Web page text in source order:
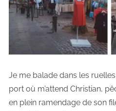
Je me balade dans les
port où m’attend Christian,
en plein ramendage de son